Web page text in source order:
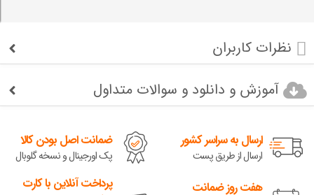
نظرات کاربران
آموزش و دانلود و سوالات متداول
ارسال به سراسر کشور
ارسال از طریق پست
ضمانت اصل بودن کالا
پک اورجینال و نسخه گلوبال
هفت روز ضمانت
پرداخت آنلاین با کارت